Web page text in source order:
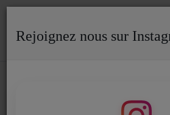
RISQUE DE BAISSER LE
Rejoignez nous sur